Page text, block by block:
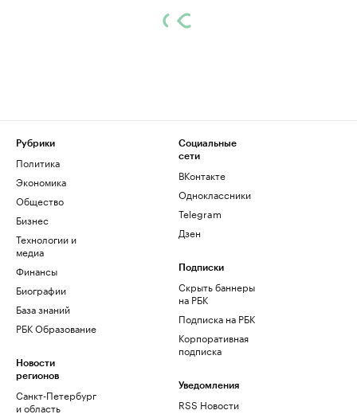
Рубрики
Политика
Экономика
Общество
Бизнес
Технологии и
медиа
Финансы
Биографии
База знаний
РБК Образование
Новости
регионов
Санкт-Петербург
и область
Социальные
сети
ВКонтакте
Одноклассники
Telegram
Дзен
Подписки
Скрыть баннеры
на РБК
Подписка на РБК
Корпоративная
подписка
Уведомления
RSS Новости